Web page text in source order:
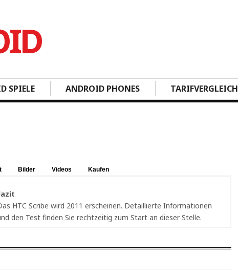
SPIELE ANDROID PHONES TARIFVERGLEICH
Bilder Videos Kaufen
HTC Scribe wird 2011 erscheinen. Detaillierte Informationen
den Test finden Sie rechtzeitig zum Start an dieser Stelle.